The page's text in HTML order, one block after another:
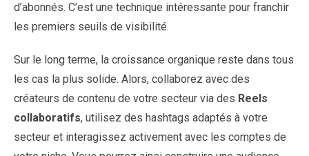
d’abonnés. C’est une technique intéressante pour franchir
les premiers seuils de visibilité.
Sur le long terme, la croissance organique reste dans tous
les cas la plus solide. Alors, collaborez avec des
créateurs de contenu de votre secteur via des Reels
collaboratifs, utilisez des hashtags adaptés à votre
secteur et interagissez activement avec les comptes de